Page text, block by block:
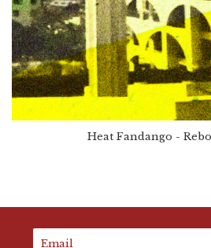
Heat Fandango -